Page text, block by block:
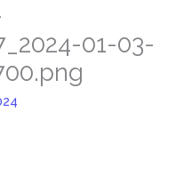
01-03-